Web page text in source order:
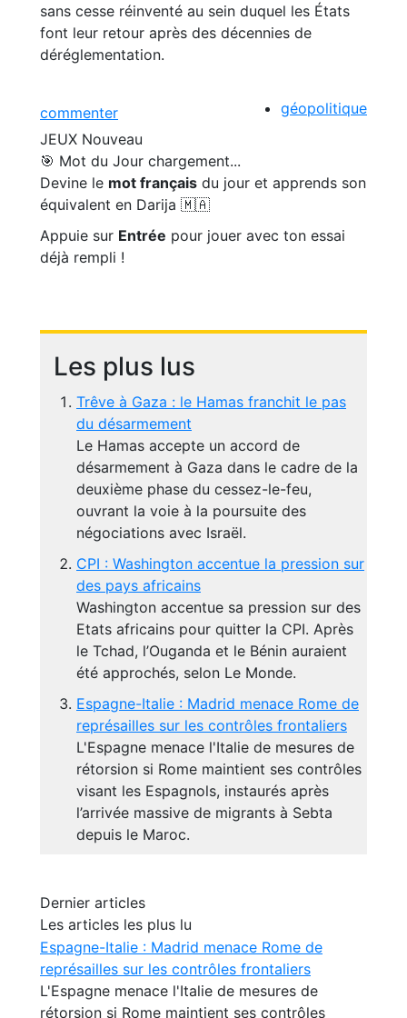
sans cesse réinventé au sein duquel les États
font leur retour après des décennies de
déréglementation.
commenter
géopolitique
JEUX Nouveau
🎯 Mot du Jour chargement...
Devine le mot français du jour et apprends son
équivalent en Darija 🇲🇦
Appuie sur Entrée pour jouer avec ton essai
déjà rempli !
Les plus lus
Trêve à Gaza : le Hamas franchit le pas
du désarmement
Le Hamas accepte un accord de
désarmement à Gaza dans le cadre de la
deuxième phase du cessez-le-feu,
ouvrant la voie à la poursuite des
négociations avec Israël.
CPI : Washington accentue la pression sur
des pays africains
Washington accentue sa pression sur des
Etats africains pour quitter la CPI. Après
le Tchad, l’Ouganda et le Bénin auraient
été approchés, selon Le Monde.
Espagne-Italie : Madrid menace Rome de
représailles sur les contrôles frontaliers
L'Espagne menace l'Italie de mesures de
rétorsion si Rome maintient ses contrôles
visant les Espagnols, instaurés après
l’arrivée massive de migrants à Sebta
depuis le Maroc.
Dernier articles
Les articles les plus lu
Espagne-Italie : Madrid menace Rome de
représailles sur les contrôles frontaliers
L'Espagne menace l'Italie de mesures de
rétorsion si Rome maintient ses contrôles